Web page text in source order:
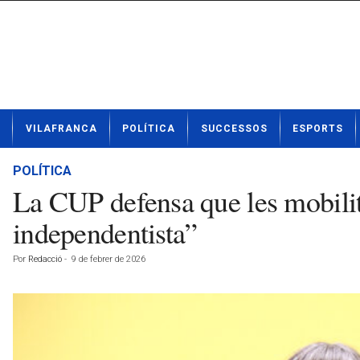
t
VILAFRANCA POLÍTICA SUCCESSOS ESPORTS
POLÍTICA
La CUP defensa que les
independentista”
Por Redacció - 9 de febrer de 2026